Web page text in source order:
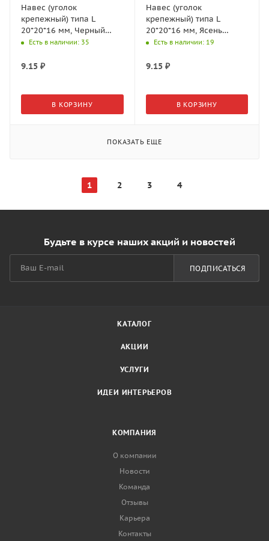
Навес (уголок
крепежный) типа L
20*20*16 мм, Черный
арт.0306384
Есть в наличии: 35
9.15 ₽
В КОРЗИНУ
Навес (уголок
крепежный) типа L
20*20*16 мм, Ясень
арт.0306385
Есть в наличии: 19
9.15₽
В КОРЗИНУ
ПОКАЗАТЬ ЕЩЕ
1 2 3 4
Будьте в курсе наших акций и новостей
ПОДПИСАТЬСЯ
КАТАЛОГ
АКЦИИ
УСЛУГИ
ИДЕИ ИНТЕРЬЕРОВ
КОМПАНИЯ
О компании
Новости
Команда
Отзывы
Карьера
Контакты